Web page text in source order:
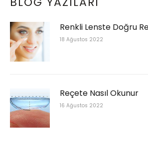
Renkli Lenste Doğru
18 Ağustos 2022
Reçete Nasıl Okunur
16 Ağustos 2022